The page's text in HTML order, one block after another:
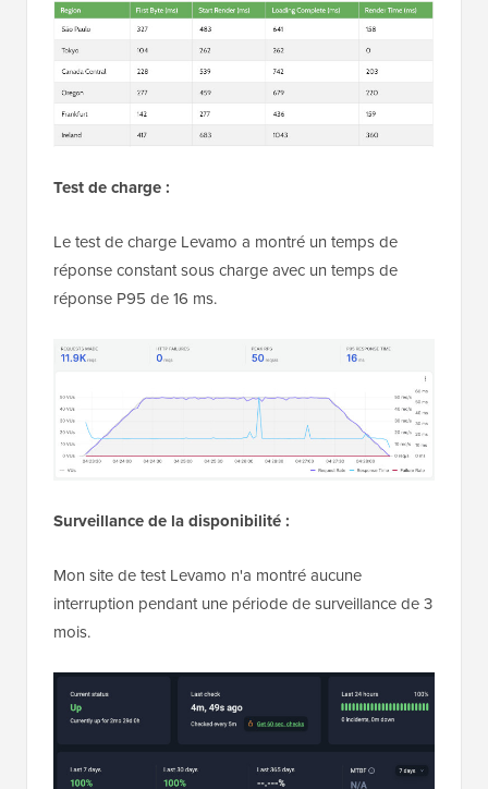
Test de charge :
Le test de charge Levamo a montré un temps de
réponse constant sous charge avec un temps de
réponse P95 de 16 ms.
Surveillance de la disponibilité :
Mon site de test Levamo n'a montré aucune
interruption pendant une période de surveillance de 3
mois.